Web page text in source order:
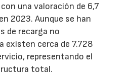
una valoración de 6,7
2023. Aunque se han
de recarga no
existen cerca de 7.728
representando el
total.